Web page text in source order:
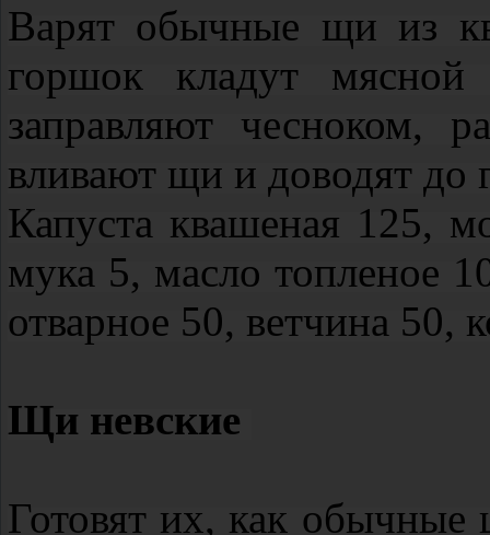
Варят обычные щи из
горшок кладут
заправляют чесноком,
вливают щи и доводят до
Капуста квашеная 125,
мука 5, масло топленое
отварное 50, ветчина 50,
Щи невские
Готовят их, как